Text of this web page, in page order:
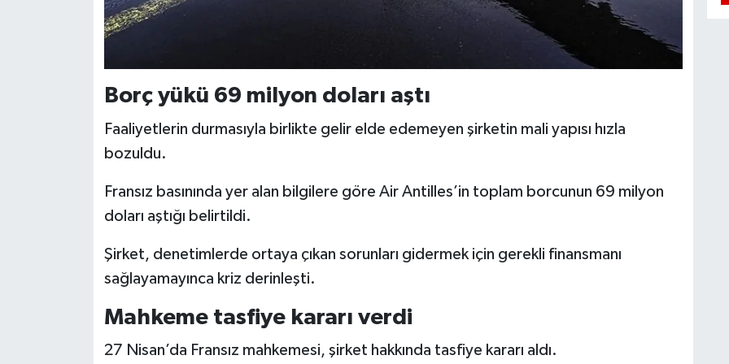
Borç yükü 69 milyon doları aştı
Faaliyetlerin durmasıyla birlikte gelir elde edemeyen şirketin mali yapısı hızla
bozuldu.
Fransız basınında yer alan bilgilere göre Air Antilles’in toplam borcunun 69 milyon
doları aştığı belirtildi.
Şirket, denetimlerde ortaya çıkan sorunları gidermek için gerekli finansmanı
sağlayamayınca kriz derinleşti.
Mahkeme tasfiye kararı verdi
27 Nisan’da Fransız mahkemesi, şirket hakkında tasfiye kararı aldı.